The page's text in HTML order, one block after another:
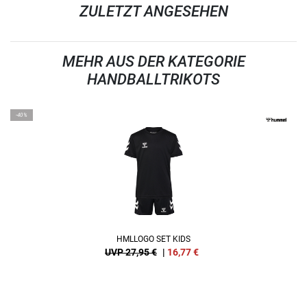
ZULETZT ANGESEHEN
MEHR AUS DER KATEGORIE
HANDBALLTRIKOTS
-40%
HMLLOGO SET KIDS
UVP 27,95 € | 16,77€